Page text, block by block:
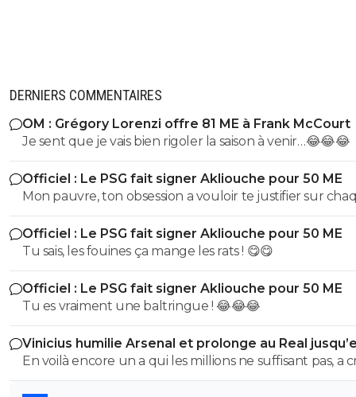
DERNIERS COMMENTAIRES
OM : Grégory Lorenzi offre 81 ME à Frank McCourt
Je sent que je vais bien rigoler la saison à venir…😂😂😂
Officiel : Le PSG fait signer Akliouche pour 50 ME
Mon pauvre, ton obsession a vouloir te justifier sur
commentaire 🤣😂😂 Tu aurais la queue d'un chat qui
de bouche et on t'accuserait de l'avoir mangé que tu
encore....mdr
Officiel : Le PSG fait signer Akliouche pour 50 ME
Tu sais, les fouines ça mange les rats ! 😋😋
Officiel : Le PSG fait signer Akliouche pour 50 ME
Tu es vraiment une baltringue ! 😂😂😂
Vinicius humilie Arsenal et prolonge au Real
2032
En voilà encore un a qui les millions ne suffisant pas, a
sur son club pour en récupérer quelques uns de